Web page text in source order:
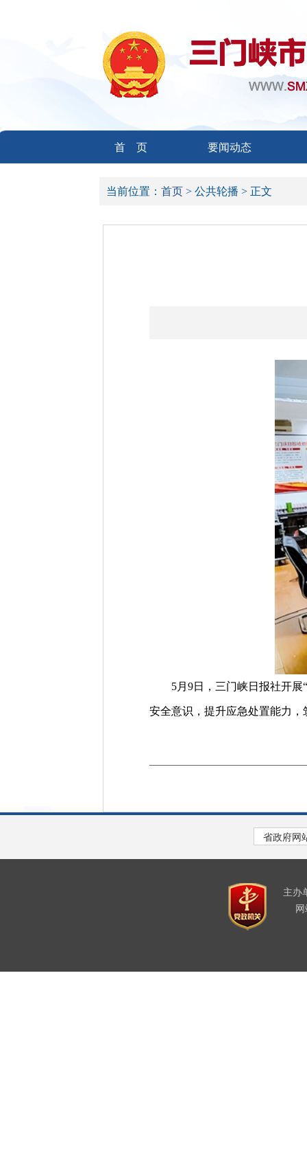
首 页 要闻动态
当前位置： 首页 > 公共轮播 > 正文
5月9日，三门峡日报社开展“
安全意识，提升应急处置能力，
主办